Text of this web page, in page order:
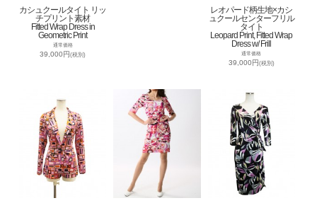
カシュクールタイト リッ
チプリント素材
Fitted Wrap Dress in
Geometric Print
通常価格
39,000円(税別)
レオパード柄生地×カシ
ュクールセンターフリル
タイト
Leopard Print, Fitted Wrap
Dress w/ Frill
通常価格
39,000円 (税別)